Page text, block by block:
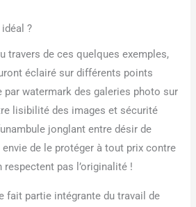
?
travers de ces quelques exemples,
éclairé sur différents points
par watermark des galeries photo sur
lisibilité des images et sécurité
jonglant entre désir de
de le protéger à tout prix contre
respectent pas l’originalité !
fait partie intégrante du travail de